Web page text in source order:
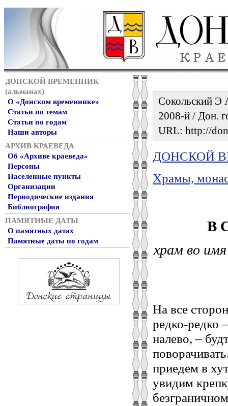
ДОНСКОЙ ВРЕМЕННИК
(альманах)
О «Донском временнике»
Статьи по темам
Статьи по годам
Наши авторы
АРХИВ КРАЕВЕДА
Об «Архиве краеведа»
Персоны
Населенные пункты
Организации
Периодические издания
Библиография
ПАМЯТНЫЕ ДАТЫ
О памятных датах
Памятные даты по годам
Сокольский Э
2008-й / Дон.
URL: http://
ДОНСКОЙ
Храмы,
В
храм во
На все
редко-
налево, –
приедем в
увидим